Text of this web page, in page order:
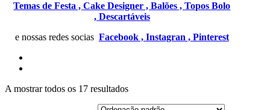
Temas de Festa ,Cake Designer ,Balões ,Topos Bolo
, Descartáveis
e nossas redes socias Facebook , Instagran , Pinterest
A mostrar todos os 17 resultados